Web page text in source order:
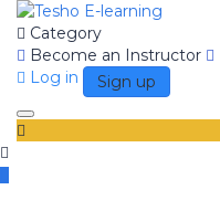
Category
Become an Instructor
Log in
Sign up
Toggle
navigation